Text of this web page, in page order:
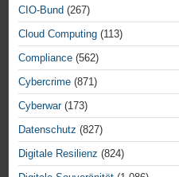
CIO-Bund (267)
Cloud Computing (113)
Compliance (562)
Cybercrime (871)
Cyberwar(173)
Datenschutz (827)
Digitale Resilienz (824)